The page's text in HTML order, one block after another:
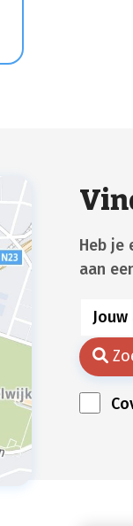
Heb je
aan